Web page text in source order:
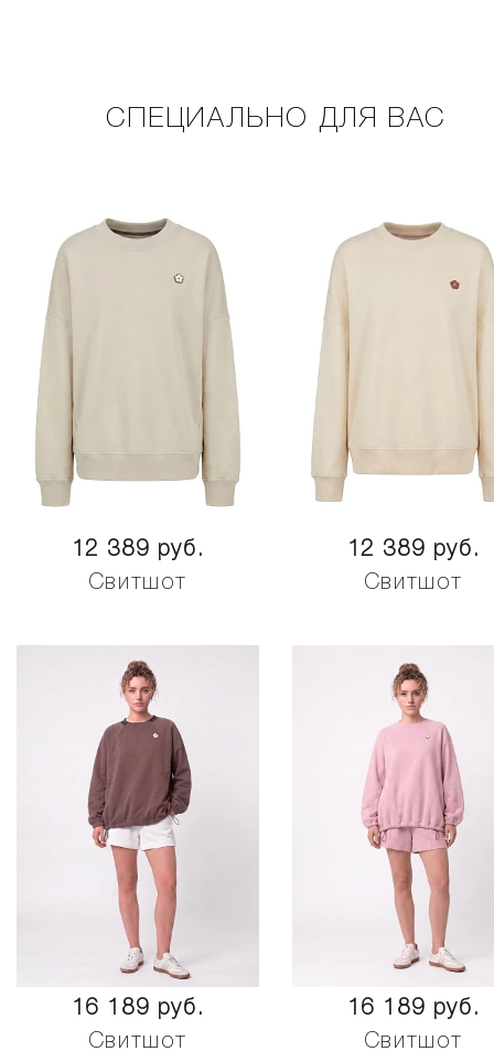
СПЕЦИАЛЬНО ДЛЯ ВАС
12 389 руб.
Свитшот
12 389 руб.
Свитшот
16 189 руб.
Свитшот
16 189 руб.
Свитшот